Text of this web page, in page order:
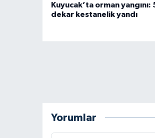
Kuyucak’ta orman yangını:
dekar kestanelik yandı
Yorumlar